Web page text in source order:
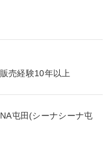
売経験10年以上
屯田(シーナシーナ屯